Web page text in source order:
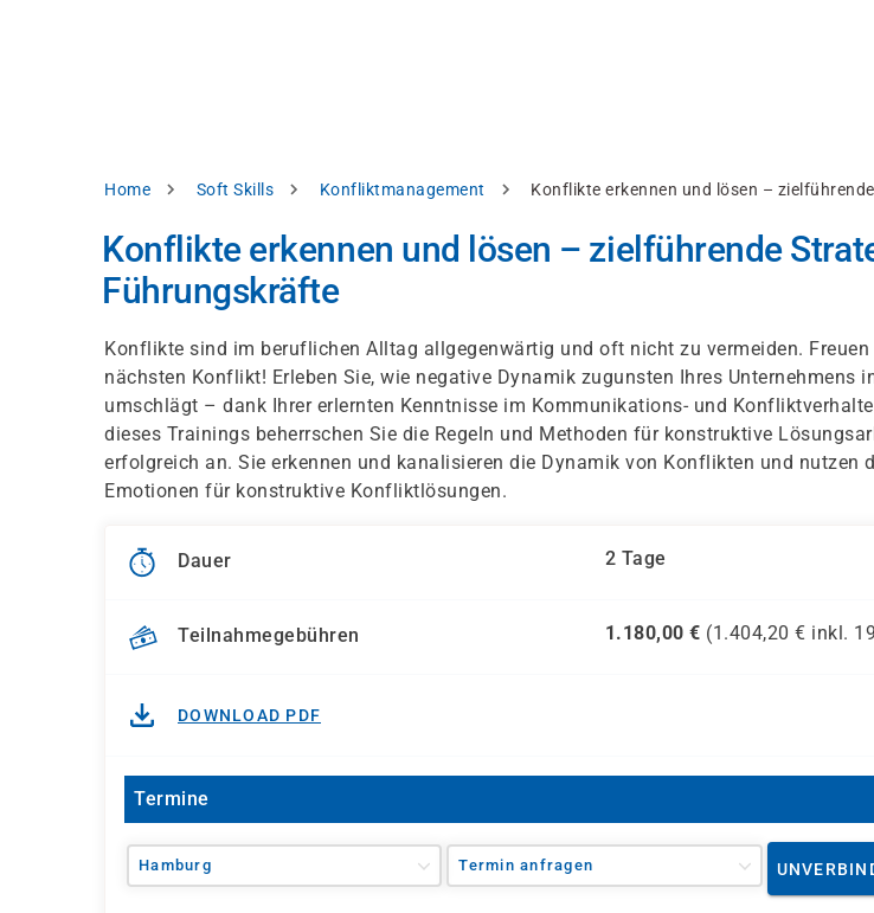
Pfadnavigation
Home Soft Skills Konfliktmanagement Konflikte erkennen und lösen –
Konflikte erkennen und lösen – zielführende
Führungskräfte
Konflikte sind im beruflichen Alltag allgegenwärtig und oft nicht zu vermeiden. Freuen
nächsten Konflikt! Erleben Sie, wie negative Dynamik zugunsten Ihres Unternehmens
umschlägt – dank Ihrer erlernten Kenntnisse im Kommunikations- und
dieses Trainings beherrschen Sie die Regeln und Methoden für konstruktive
erfolgreich an. Sie erkennen und kanalisieren die Dynamik von Konflikten und nutzen
Emotionen für konstruktive Konfliktlösungen.
Dauer 2 Tage
Teilnahmegebühren 1.180,00 € (1.404,20 € inkl.
DOWNLOAD PDF
Termine
Hamburg Termin anfragen
Einstellungen
Datenschutzhinweis